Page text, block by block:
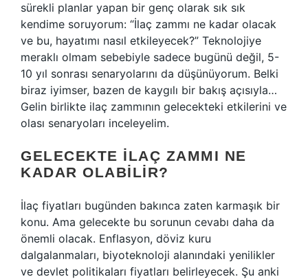
sürekli planlar yapan bir genç olarak sık sık
kendime soruyorum: “İlaç zammı ne kadar olacak
ve bu, hayatımı nasıl etkileyecek?” Teknolojiye
meraklı olmam sebebiyle sadece bugünü değil, 5-
10 yıl sonrası senaryolarını da düşünüyorum. Belki
biraz iyimser, bazen de kaygılı bir bakış açısıyla…
Gelin birlikte ilaç zammının gelecekteki etkilerini ve
olası senaryoları inceleyelim.
GELECEKTE İLAÇ ZAMMI NE
KADAR OLABILIR?
İlaç fiyatları bugünden bakınca zaten karmaşık bir
konu. Ama gelecekte bu sorunun cevabı daha da
önemli olacak. Enflasyon, döviz kuru
dalgalanmaları, biyoteknoloji alanındaki yenilikler
ve devlet politikaları fiyatları belirleyecek. Şu anki